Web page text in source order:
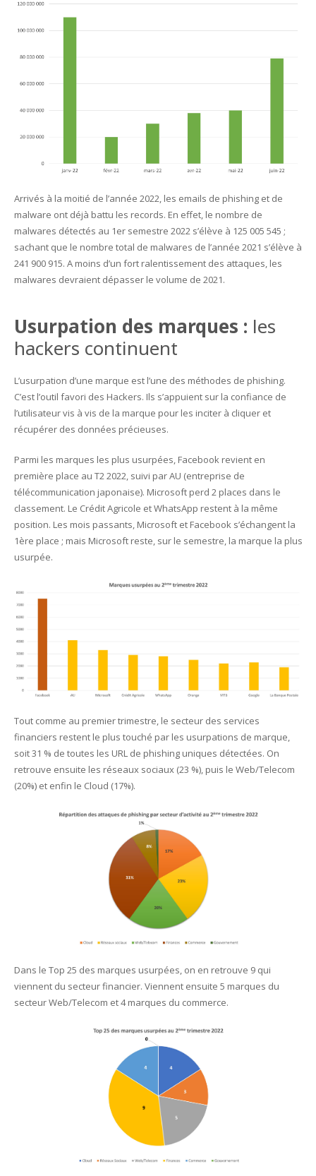
Arrivés à la moitié de l’année 2022, les emails de phishing et de
malware ont déjà battu les records. En effet, le nombre de
malwares détectés au 1er semestre 2022 s’élève à 125 005 545 ;
sachant que le nombre total de malwares de l’année 2021 s’élève à
241 900 915. A moins d’un fort ralentissement des attaques, les
malwares devraient dépasser le volume de 2021.
Usurpation des marques : les
hackers continuent
L’usurpation d’une marque est l’une des méthodes de phishing.
C’est l’outil favori des Hackers. Ils s’appuient sur la confiance de
l’utilisateur vis à vis de la marque pour les inciter à cliquer et
récupérer des données précieuses.
Parmi les marques les plus usurpées, Facebook revient en
première place au T2 2022, suivi par AU (entreprise de
télécommunication japonaise). Microsoft perd 2 places dans le
classement. Le Crédit Agricole et WhatsApp restent à la même
position. Les mois passants, Microsoft et Facebook s’échangent la
1ère place ; mais Microsoft reste, sur le semestre, la marque la plus
usurpée.
Tout comme au premier trimestre, le secteur des services
financiers restent le plus touché par les usurpations de marque,
soit 31 % de toutes les URL de phishing uniques détectées. On
retrouve ensuite les réseaux sociaux (23 %), puis le Web/Telecom
(20%) et enfin le Cloud (17%).
Dans le Top 25 des marques usurpées, on en retrouve 9 qui
viennent du secteur financier. Viennent ensuite 5 marques du
secteur Web/Telecom et 4 marques du commerce.